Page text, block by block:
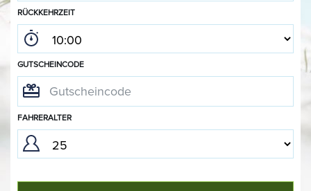
RÜCKKEHRZEIT
GUTSCHEINCODE
FAHRERALTER